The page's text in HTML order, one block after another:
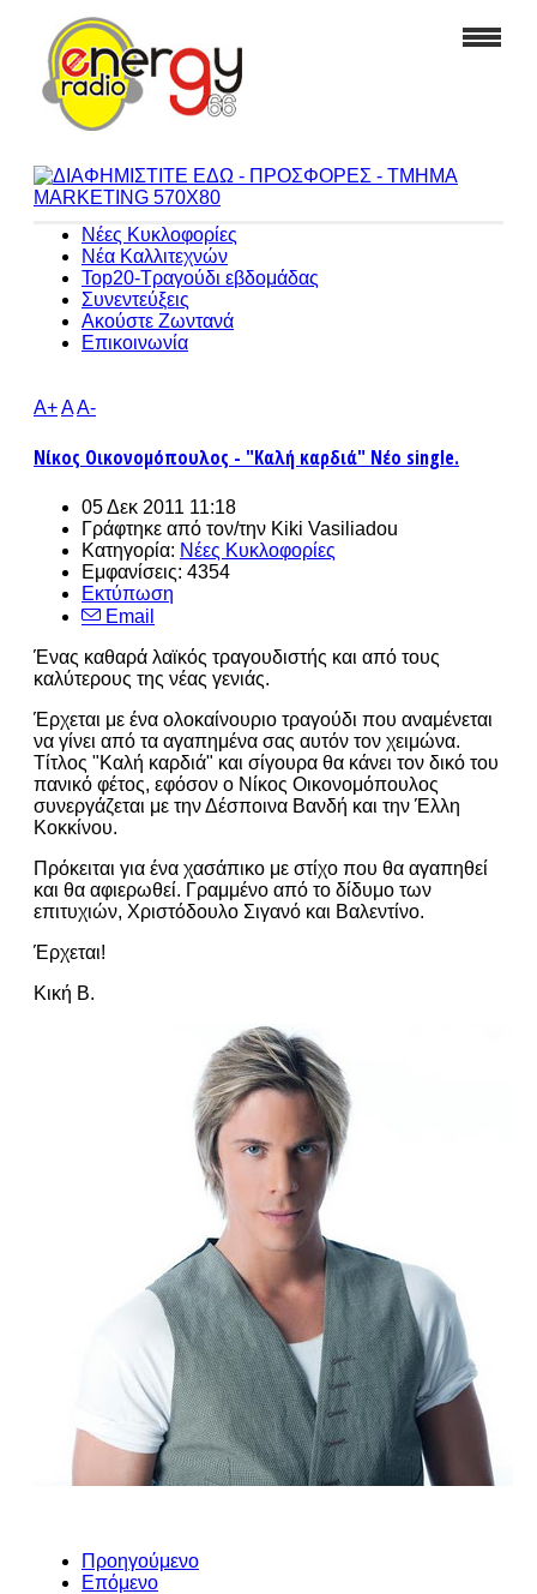
Νέες Κυκλοφορίες
Νέα Καλλιτεχνών
Top20-Τραγούδι εβδομάδας
Συνεντεύξεις
Ακούστε Ζωντανά
Επικοινωνία
A+AA-
Νίκος Οικονομόπουλος - "Καλή καρδιά" Νέο single.
05 Δεκ 2011 11:18
Γράφτηκε από τον/την Kiki Vasiliadou
Κατηγορία: Νέες Κυκλοφορίες
Εμφανίσεις: 4354
Εκτύπωση
Email
Ένας καθαρά λαϊκός τραγουδιστής και από τους
καλύτερους της νέας γενιάς.
Έρχεται με ένα ολοκαίνουριο τραγούδι που αναμένεται
να γίνει από τα αγαπημένα σας αυτόν τον χειμώνα.
Τίτλος "Καλή καρδιά" και σίγουρα θα κάνει τον δικό του
πανικό φέτος, εφόσον ο Νίκος Οικονομόπουλος
συνεργάζεται με την Δέσποινα Βανδή και την Έλλη
Κοκκίνου.
Πρόκειται για ένα χασάπικο με στίχο που θα αγαπηθεί
και θα αφιερωθεί. Γραμμένο από το δίδυμο των
επιτυχιών, Χριστόδουλο Σιγανό και Βαλεντίνο.
Έρχεται!
Κική Β.
Προηγούμενο
Επόμενο